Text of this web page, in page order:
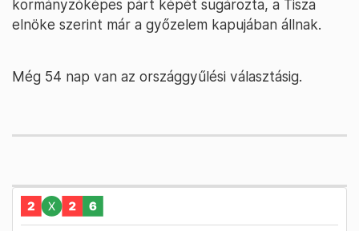
kormányzóképes párt képét sugározta, a Tisza
elnöke szerint már a győzelem kapujában állnak.
Még 54 nap van az országgyűlési választásig.